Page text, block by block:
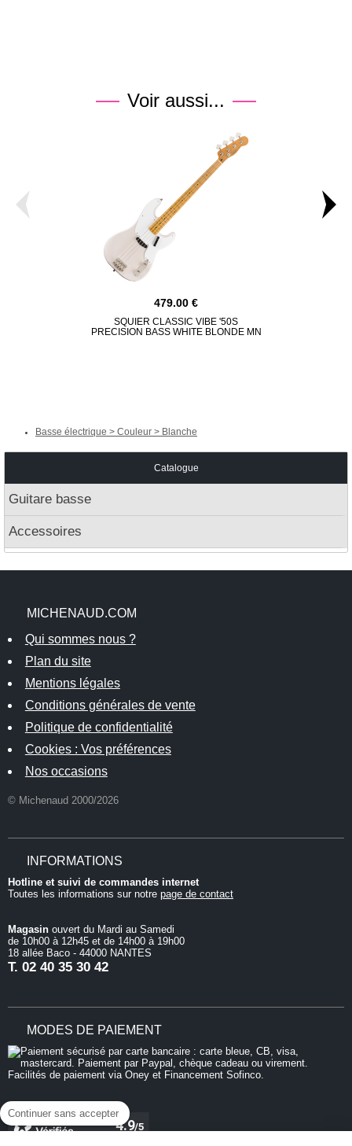
Continuer sans accepter
Voir aussi...
479.00
SQUIER CLASSIC VIBE '50S
PRECISION BASS WHITE BLONDE MN
Basse électrique > Couleur > Blanche
Catalogue
Guitare basse
Accessoires
MICHENAUD.COM
Qui sommes nous ?
Plan du site
Mentions légales
Conditions générales de vente
Politique de confidentialité
Cookies : Vos préférences
Nos occasions
© Michenaud 2000/2026
INFORMATIONS
Hotline et suivi de commandes internet
Toutes les informations sur notre page de contact
Magasin ouvert du Mardi au Samedi
de 10h00 à 12h45 et de 14h00 à 19h00
18 allée Baco - 44000 NANTES
T. 02 40 35 30 42
MODES DE PAIEMENT